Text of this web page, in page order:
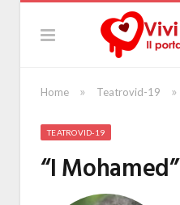
Home » Teatrovid-19 »
TEATROVID-19
“I Mohamed”